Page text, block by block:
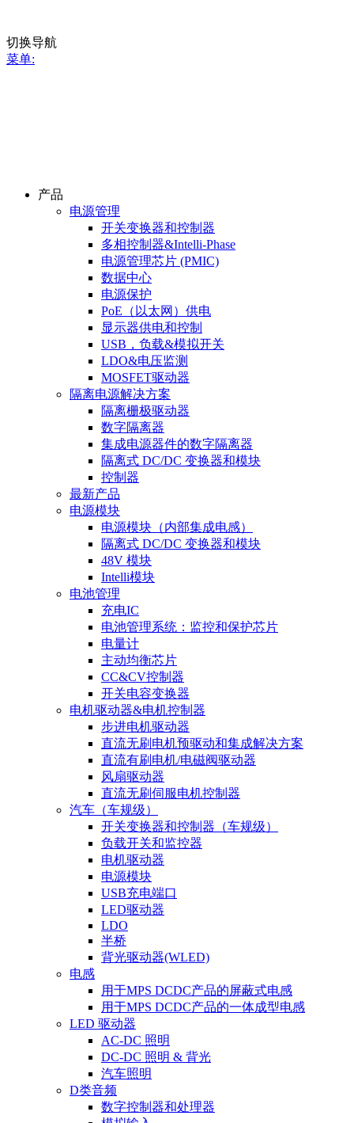
切换导航
菜单:
产品
电源管理
开关变换器和控制器
多相控制器&Intelli-Phase
电源管理芯片 (PMIC)
数据中心
电源保护
PoE（以太网）供电
显示器供电和控制
USB，负载&模拟开关
LDO&电压监测
MOSFET驱动器
隔离电源解决方案
隔离栅极驱动器
数字隔离器
集成电源器件的数字隔离器
隔离式 DC/DC 变换器和模块
控制器
最新产品
电源模块
电源模块（内部集成电感）
隔离式 DC/DC 变换器和模块
48V 模块
Intelli模块
电池管理
充电IC
电池管理系统：监控和保护芯片
电量计
主动均衡芯片
CC&CV控制器
开关电容变换器
电机驱动器&电机控制器
步进电机驱动器
直流无刷电机预驱动和集成解决方案
直流有刷电机/电磁阀驱动器
风扇驱动器
直流无刷伺服电机控制器
汽车（车规级）
开关变换器和控制器（车规级）
负载开关和监控器
电机驱动器
电源模块
USB充电端口
LED驱动器
LDO
半桥
背光驱动器(WLED)
电感
用于MPS DCDC产品的屏蔽式电感
用于MPS DCDC产品的一体成型电感
LED 驱动器
AC-DC 照明
DC-DC 照明 & 背光
汽车照明
D类音频
数字控制器和处理器